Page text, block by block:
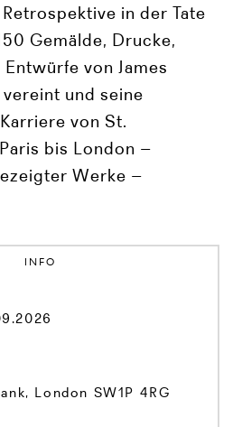
in der Tate
Gemälde, Drucke,
von James
und seine
von St.
bis London –
Werke –
INFO
London SW1P 4RG